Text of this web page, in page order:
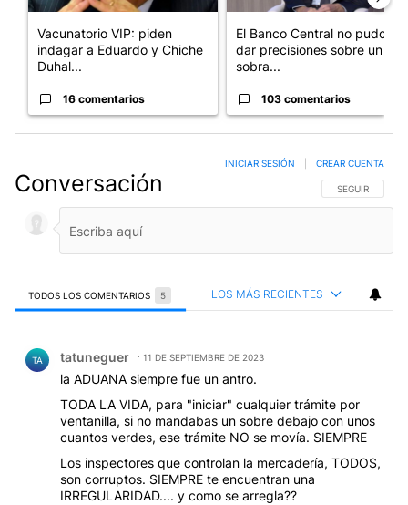
Vacunatorio VIP: piden
indagar a Eduardo y Chiche
Duhal...
16 comentarios
El Banco Central no pudo
dar precisiones sobre un
sobra...
103 comentarios
Conversación SIGA ESTA
SEGUIR
INICIAR SESIÓN CREAR CUENTA
TODOS LOS COMENTARIOS 5 LOS MÁS RECIENTES
TA tatuneguer 11 DE SEPTIEMBRE DE 2023
la ADUANA siempre fue un antro.
TODA LA VIDA, para "iniciar" cualquier trámite por
ventanilla, si no mandabas un sobre debajo con unos
cuantos verdes, ese trámite NO se movía. SIEMPRE
Los inspectores que controlan la mercadería, TODOS,
son corruptos. SIEMPRE te encuentran una
IRREGULARIDAD.... y como se arregla??